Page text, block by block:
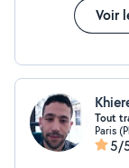
Voir
Tout
Paris
5/